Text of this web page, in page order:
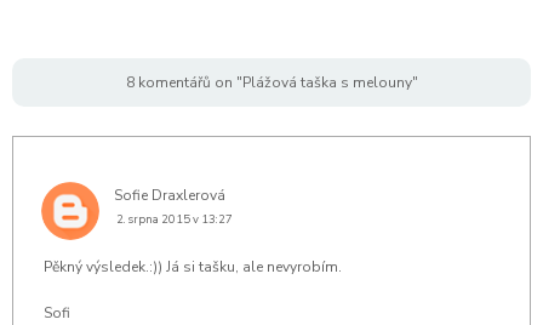
8 komentářů on "Plážová taška s melouny"
Sofie Draxlerová
2. srpna 2015 v 13:27
Pěkný výsledek.:)) Já si tašku, ale nevyrobím.
Sofi